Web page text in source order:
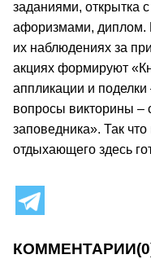
заданиями, открытка
афоризмами, диплом.
их наблюдениях за
акциях формируют
аппликации и
вопросы викторины –
заповедника». Так что
отдыхающего здесь
КОММЕНТАРИИ